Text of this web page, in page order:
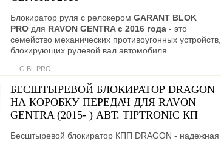
Блокиратор руля с релокером GARANT BLOK
PRO для RAVON GENTRA c 2016 года - это
семейство механических противоугонных устройств,
блокирующих рулевой вал автомобиля.
G.BL.PRO
БЕСШТЫРЕВОЙ БЛОКИРАТОР DRAGON
НА КОРОБКУ ПЕРЕДАЧ ДЛЯ RAVON
GENTRA (2015- ) АВТ. TIPTRONIC КП
Бесштыревой блокиратор КПП DRAGON - надежная